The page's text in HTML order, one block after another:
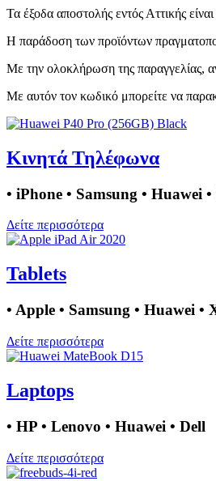
Τα έξοδα αποστολής εντός Αττικής είναι
Η παράδοση των προϊόντων
Με την ολοκλήρωση της παραγγελίας,
Με αυτόν τον κωδικό μπορείτε να
Κινητά Τηλέφωνα
• iPhone • Samsung • Huawei
Δείτε περισσότερα
Tablets
• Apple • Samsung • Huawei •
Δείτε περισσότερα
Laptops
• HP • Lenovo • Huawei • Dell
Δείτε περισσότερα